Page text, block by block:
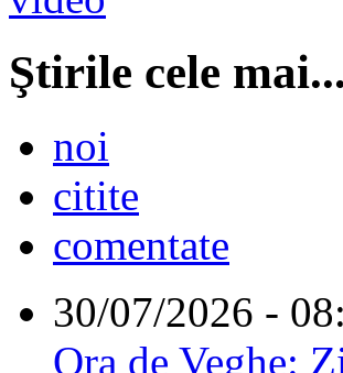
Ştirile cele mai...
noi
citite
comentate
30/07/2026 -
Ora de Veghe: